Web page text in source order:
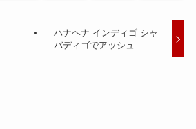
ハナヘナ インディゴ シャ
バディゴでアッシュ